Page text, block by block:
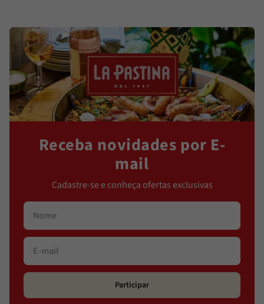
Receba novidades por E-
mail
Cadastre-se e conheça ofertas exclusivas
Participar